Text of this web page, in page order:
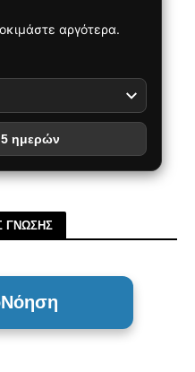
αργότερα.
ημερών
ΓΝΩΣΗΣ